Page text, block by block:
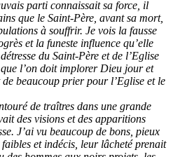
parti connaissait sa force, il
que le Saint-Père, avant sa mort,
à souffrir. Je vois la fausse
et la funeste influence qu’elle
du Saint-Père et de l’Eglise
l’on doit implorer Dieu jour et
beaucoup prier pour l’Eglise et le
de traîtres dans une grande
des visions et des apparitions
J’ai vu beaucoup de bons, pieux
et indécis, leur lâcheté prenait